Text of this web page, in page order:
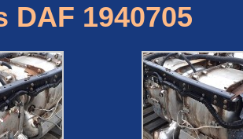
DAF 1940705